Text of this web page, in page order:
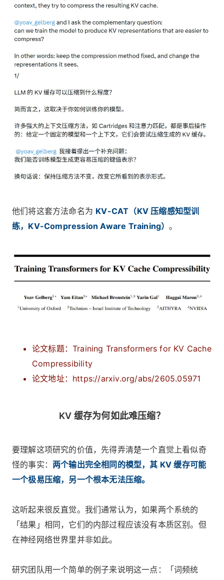
他们将这套方法命名为 KV-CAT（KV 压缩感知型训
练，KV-Compression Aware Training）。
论文标题：Training Transformers for KV Cache
Compressibility
论文地址：https://arxiv.org/abs/2605.05971
KV 缓存为何如此难压缩？
要理解这项研究的价值，先得弄清楚一个直觉上看似奇
怪的事实： 两个输出完全相同的模型，其 KV 缓存可能
一个极易压缩，另一个根本无法压缩。
这听起来很反直觉。我们通常认为，如果两个系统的
「结果」相同，它们的内部过程应该没有本质区别。但
在神经网络世界里并非如此。
研究团队用一个简单的例子来说明这一点：「词频统